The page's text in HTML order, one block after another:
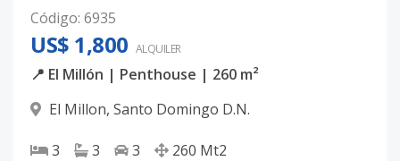
Código: 6935
US$ 1,800 ALQUILER
📍 El Millón | Penthouse | 260 m²
El Millon, Santo Domingo D.N.
3 3 3 260 Mt2